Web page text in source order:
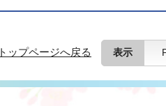
トップページへ戻る 表示